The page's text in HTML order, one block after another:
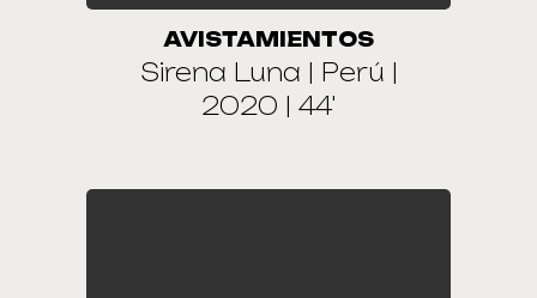
AVISTAMIENTOS
Sirena Luna | Perú |
2020 | 44'